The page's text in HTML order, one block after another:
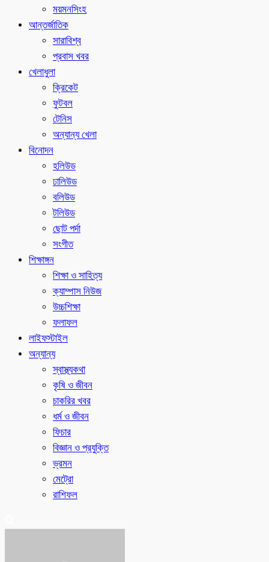
ময়মনসিংহ
আন্তর্জাতিক
সারাবিশ্ব
প্রবাস খবর
খেলাধুলা
ক্রিকেট
ফুটবল
টেনিস
অন্যান্য খেলা
বিনোদন
হলিউড
ঢালিউড
বলিউড
টলিউড
ছোট পর্দা
সংগীত
শিক্ষাঙ্গন
শিক্ষা ও সাহিত্য
ক্যাম্পাস নিউজ
উচ্চশিক্ষা
ফলাফল
লাইফস্টাইল
অন্যান্য
স্বাস্থ্যকথা
কৃষি ও জীবন
চাকরির খবর
ধর্ম ও জীবন
ফিচার
বিজ্ঞান ও প্রযুক্তি
ভ্রমন
মেট্রো
রাশিফল